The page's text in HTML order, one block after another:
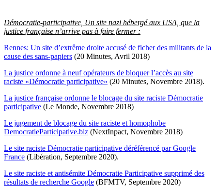
Démocratie-participative, Un site nazi hébergé aux USA, que la
justice française n’arrive pas à faire fermer :
Rennes: Un site d’extrême droite accusé de ficher des militants de la
cause des sans-papiers (20 Minutes, Avril 2018)
La justice ordonne à neuf opérateurs de bloquer l’accès au site
raciste «Démocratie participative» (20 Minutes, Novembre 2018).
La justice française ordonne le blocage du site raciste Démocratie
participative (Le Monde, Novembre 2018)
Le jugement de blocage du site raciste et homophobe
DemocratieParticipative.biz (NextInpact, Novembre 2018)
Le site raciste Démocratie participative déréférencé par Google
France (Libération, Septembre 2020).
Le site raciste et antisémite Démocratie Participative supprimé des
résultats de recherche Google (BFMTV, Septembre 2020)